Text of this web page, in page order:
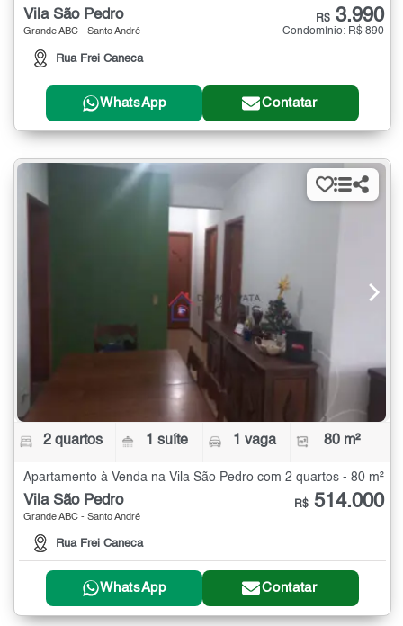
Vila São Pedro
Grande ABC - Santo André
Rua Frei Caneca
R$ 3.990
Condomínio: R$ 890
WhatsApp Contatar
2 quartos 1 suíte 1 vaga 80 m²
Apartamento à Venda na Vila São Pedro com 2 quartos - 80 m²
Vila São Pedro
Grande ABC - Santo André
Rua Frei Caneca
R$ 514.000
WhatsApp Contatar